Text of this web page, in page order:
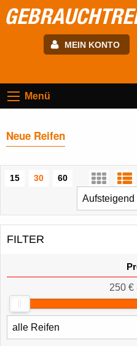
MEIN KONTO
Passwort:
Menü
Neue Reifen
15 30
60
FILTER
250 €